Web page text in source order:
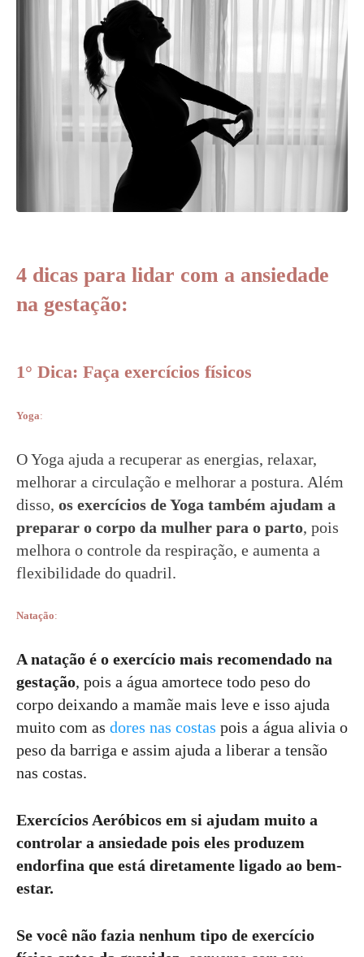
4 dicas para lidar com a ansiedade
na gestação:
1° Dica: Faça exercícios físicos
Yoga:
O Yoga ajuda a recuperar as energias, relaxar,
melhorar a circulação e melhorar a postura. Além
disso, os exercícios de Yoga também ajudam a
preparar o corpo da mulher para o parto, pois
melhora o controle da respiração, e aumenta a
flexibilidade do quadril.
Natação:
A natação é o exercício mais recomendado na
gestação, pois a água amortece todo peso do
corpo deixando a mamãe mais leve e isso ajuda
muito com as dores nas costas pois a água alivia o
peso da barriga e assim ajuda a liberar a tensão
nas costas.
Exercícios Aeróbicos em si ajudam muito a
controlar a ansiedade pois eles produzem
endorfina que está diretamente ligado ao bem-
estar.
Se você não fazia nenhum tipo de exercício